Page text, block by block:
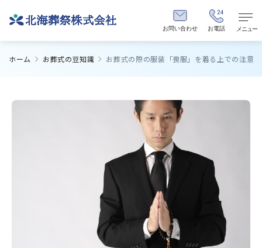
お問い合わせ お電話 メニュー
ホーム お葬式の豆知識 お葬式の際の服装「喪服」を着る上での注意